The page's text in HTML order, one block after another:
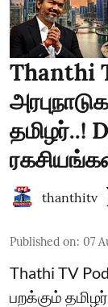
Thanthi
தமிழர்..!
thanthitv
Published on: 07
Thathi TV
பறக்கும்